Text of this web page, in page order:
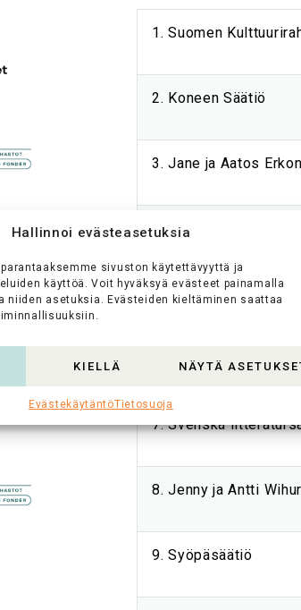
Hallinnoi evästeasetuksia
sivuston käytettävyyttä ja
käyttöä. Voit hyväksyä evästeet painamalla
niiden asetuksia. Evästeiden kieltäminen saattaa
KIELLÄ NÄYTÄ
EvästekäytäntöTietosuoja
1. Suomen
2. Koneen Säätiö
3. Jane ja Aatos
4. Svenska
5. Sigrid Juséliuksen
6. Stiftelsen för Åbo
7. Svenska
8. Jenny ja Antti
9. Syöpäsäätiö